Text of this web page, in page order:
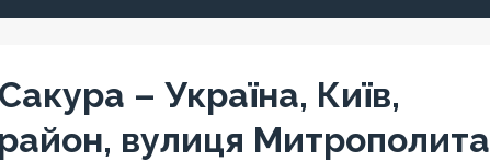
– Україна, Київ,
вулиця Митрополита